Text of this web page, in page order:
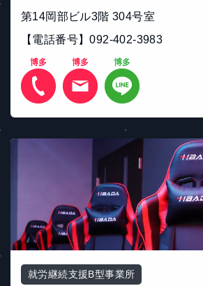
第14岡部ビル3階 304号室
【電話番号】092-402-3983
博多 博多 博多
就労継続支援B型事業所